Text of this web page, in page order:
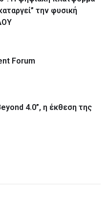
την φυσική
Forum
4.0”, η έκθεση της